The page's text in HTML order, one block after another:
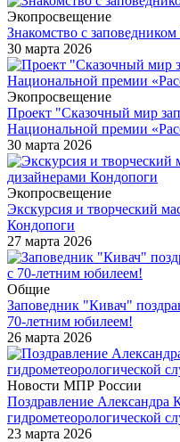
Экопросвещение
Знакомство с
30 марта 2026
Экопросвещение
Проект "Сказочный мир
Национальной премии
30 марта 2026
Экопросвещение
Экскурсия и творческий
Кондопоги
27 марта 2026
Общие
Заповедник "Кивач"
70-летним юбилеем!
26 марта 2026
Новости МПР России
Поздравление Александра
гидрометеорологической
23 марта 2026